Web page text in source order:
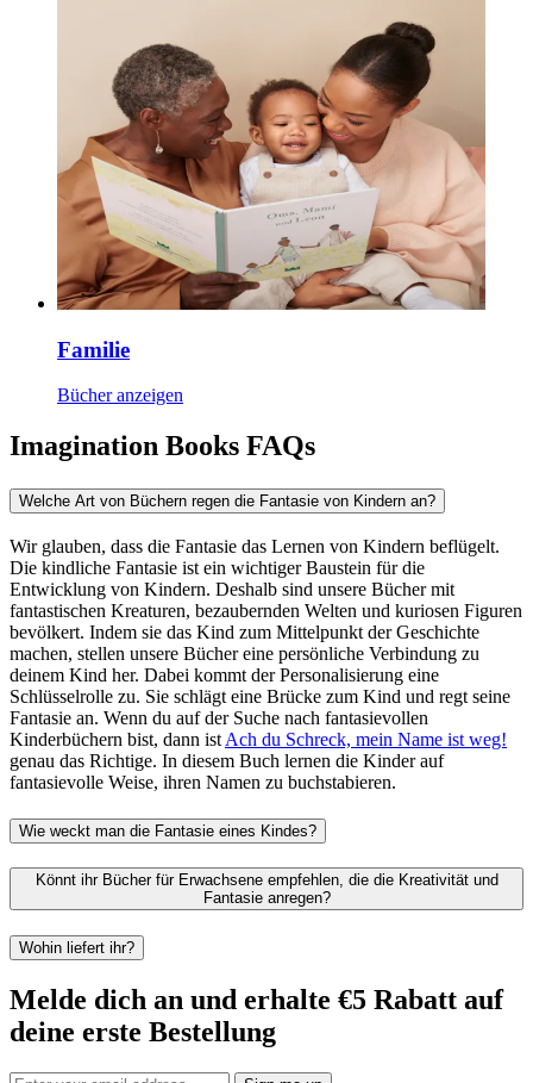
Familie
Bücher anzeigen
Imagination Books FAQs
Welche Art von Büchern regen die Fantasie von Kindern an?
Wir glauben, dass die Fantasie das Lernen von Kindern beflügelt.
Die kindliche Fantasie ist ein wichtiger Baustein für die
Entwicklung von Kindern. Deshalb sind unsere Bücher mit
fantastischen Kreaturen, bezaubernden Welten und kuriosen Figuren
bevölkert. Indem sie das Kind zum Mittelpunkt der Geschichte
machen, stellen unsere Bücher eine persönliche Verbindung zu
deinem Kind her. Dabei kommt der Personalisierung eine
Schlüsselrolle zu. Sie schlägt eine Brücke zum Kind und regt seine
Fantasie an. Wenn du auf der Suche nach fantasievollen
Kinderbüchern bist, dann ist Ach du Schreck, mein Name ist weg!
genau das Richtige. In diesem Buch lernen die Kinder auf
fantasievolle Weise, ihren Namen zu buchstabieren.
Wie weckt man die Fantasie eines Kindes?
Könnt ihr Bücher für Erwachsene empfehlen, die die Kreativität und
Fantasie anregen?
Wohin liefert ihr?
Melde dich an und erhalte €5 Rabatt auf
deine erste Bestellung